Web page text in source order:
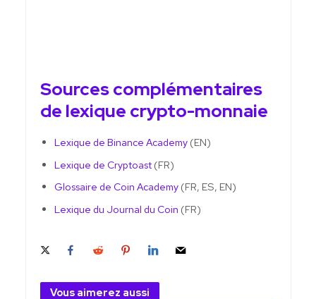
Sources complémentaires
de lexique crypto-monnaie
Lexique de Binance Academy(EN)
Lexique de Cryptoast(FR)
Glossaire de Coin Academy(FR, ES, EN)
Lexique du Journal du Coin (FR)
Vous aimerez aussi